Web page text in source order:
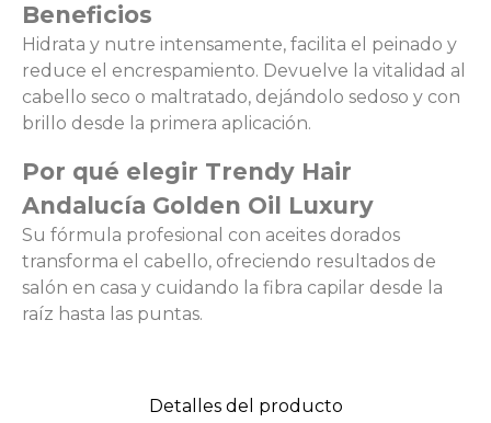
Detalles del producto
Beneficios
Hidrata y nutre intensamente, facilita el peinado y
reduce el encrespamiento. Devuelve la vitalidad al
cabello seco o maltratado, dejándolo sedoso y con
brillo desde la primera aplicación.
Por qué elegir Trendy Hair
Andalucía Golden Oil Luxury
Su fórmula profesional con aceites dorados
transforma el cabello, ofreciendo resultados de
salón en casa y cuidando la fibra capilar desde la
raíz hasta las puntas.